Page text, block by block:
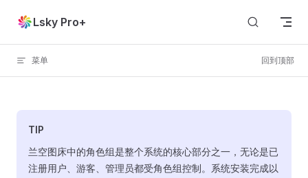
Skip to content
Lsky Pro+
菜单 回到顶部
TIP
兰空图床中的角色组是整个系统的核心部分之一，无论是已
注册用户、游客、管理员都受角色组控制。系统安装完成以